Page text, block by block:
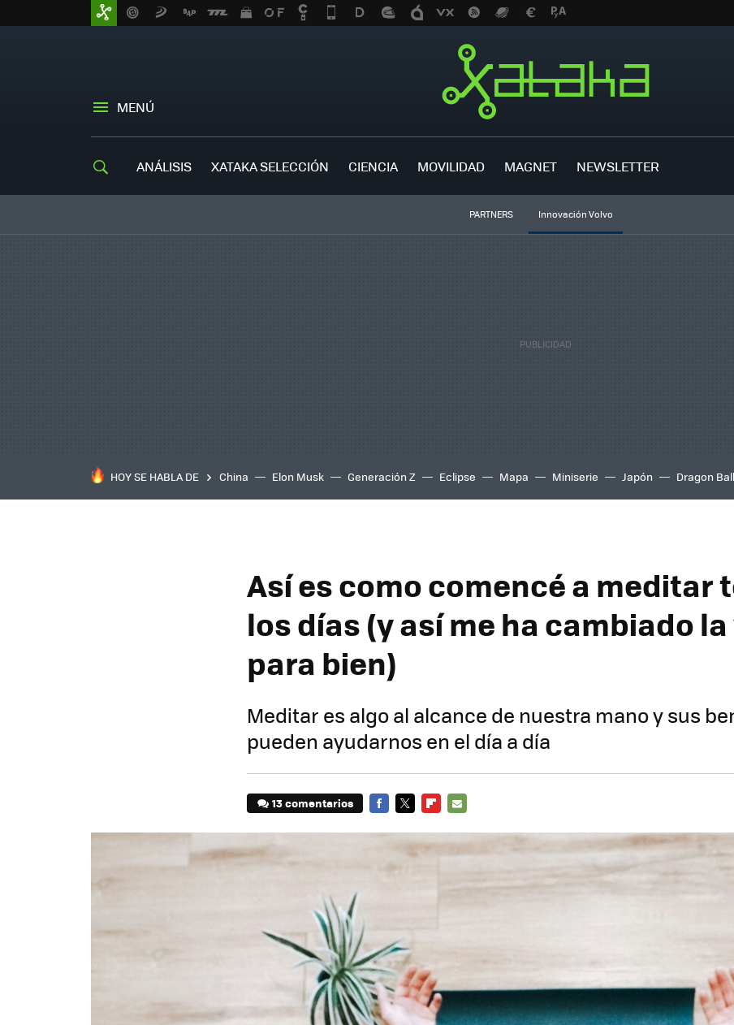
MENÚ
ANÁLISIS XATAKA SELECCIÓN CIENCIA MOVILIDAD MAGNET NEWSLETTER
PARTNERS Innovación Volvo
HOY SE HABLA DE China Elon Musk Generación Z Eclipse Mapa Miniserie Japón Dragon
Así es como comencé a meditar
los días (y así me ha cambiado
para bien)
Meditar es algo al alcance de nuestra mano y sus
pueden ayudarnos en el día a día
13 comentarios
MAIL